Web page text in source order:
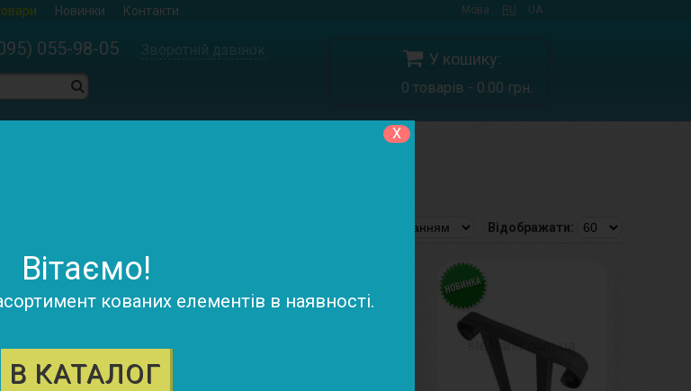
Новинки Контакти Мова: RU UA
055-98-05 Зворотній дзвінок У кошику:
0 товарів - 0.00 грн.
Відображати:
X
Вітаємо!
кованих елементів в наявності.
В КАТАЛОГ